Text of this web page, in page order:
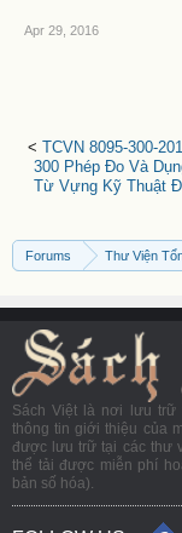
Apr 29, 2016
< TCVN 8095-300-
300 Phép Đo Và
Từ Vựng Kỹ Thuật
Forums Thư Viện
Sách Việt là nơi lưu trữ
thông tin giới thiệu của
được lưu trữ tại các thư
thể tải được miễn phí
bản số hóa).